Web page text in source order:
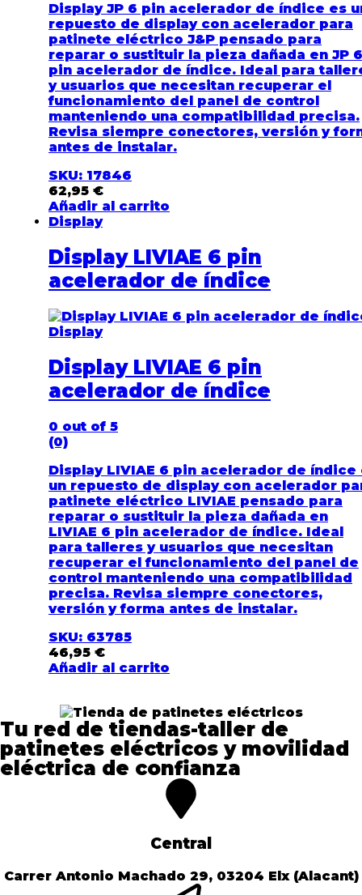
Display JP 6 pin acelerador de índice es
repuesto de display con acelerador para
patinete eléctrico J&P pensado para
reparar o sustituir la pieza dañada en JP 6
pin acelerador de índice. Ideal para
y usuarios que necesitan recuperar el
funcionamiento del panel de control
manteniendo una compatibilidad precisa.
Revisa siempre conectores, versión y
antes de instalar.
SKU: 17846
62,95 €
Añadir al carrito
Display
Display LIVIAE 6 pin
acelerador de índice
Display
Display LIVIAE 6 pin
acelerador de índice
0 out of 5
(0)
Display LIVIAE 6 pin acelerador de índice
un repuesto de display con acelerador
patinete eléctrico LIVIAE pensado para
reparar o sustituir la pieza dañada en
LIVIAE 6 pin acelerador de índice. Ideal
para talleres y usuarios que necesitan
recuperar el funcionamiento del panel de
control manteniendo una compatibilidad
precisa. Revisa siempre conectores,
versión y forma antes de instalar.
SKU: 63785
46,95 €
Añadir al carrito
Tu red de tiendas-taller de
patinetes eléctricos y movilidad
eléctrica de confianza​
Central
Carrer Antonio Machado 29, 03204 Elx (Alacant)